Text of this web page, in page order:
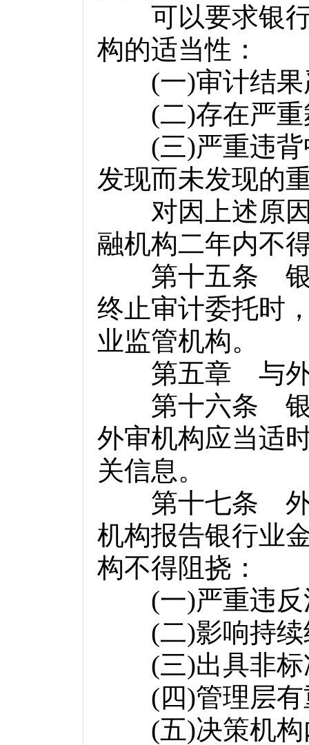
可以要求银行
构的适当性：
(一)审计结
(二)存在严
(三)严重违
发现而未发现的
对因上述原因
融机构二年内不
第十五条 银行
终止审计委托时
业监管机构。
第五章 与外
第十六条 银行
外审机构应当适
关信息。
第十七条 外审
机构报告银行业
构不得阻挠：
(一)严重违
(二)影响持
(三)出具非
(四)管理层
(五)决策机